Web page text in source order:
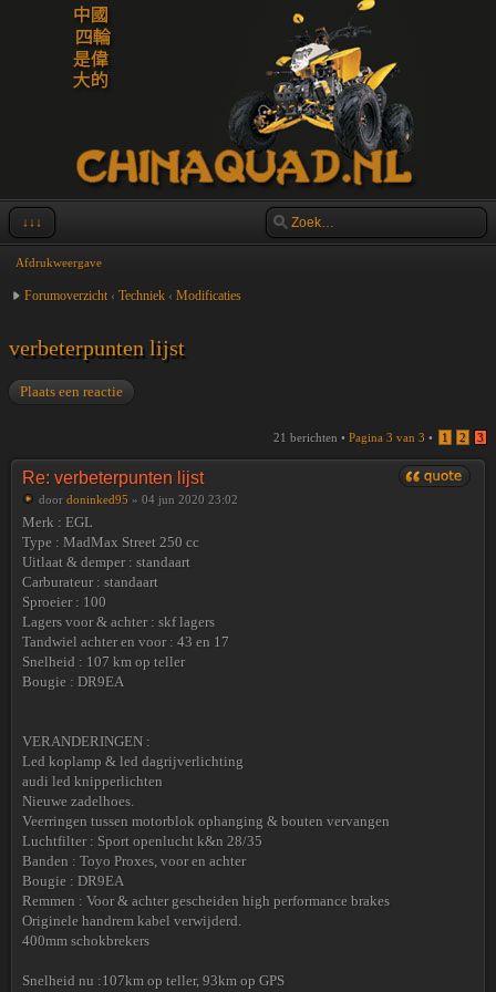
↓↓↓
Afdrukweergave
Forumoverzicht ‹ Techniek ‹ Modificaties
verbeterpunten lijst
Plaats een reactie
21 berichten • Pagina 3 van 3 • 1 2 3
Re: verbeterpunten lijst
door doninked95 » 04 jun 2020 23:02
Merk : EGL
Type : MadMax Street 250 cc
Uitlaat & demper : standaart
Carburateur : standaart
Sproeier : 100
Lagers voor & achter : skf lagers
Tandwiel achter en voor : 43 en 17
Snelheid : 107 km op teller
Bougie : DR9EA
VERANDERINGEN :
Led koplamp & led dagrijverlichting
audi led knipperlichten
Nieuwe zadelhoes.
Veerringen tussen motorblok ophanging & bouten vervangen
Luchtfilter : Sport openlucht k&n 28/35
Banden : Toyo Proxes, voor en achter
Bougie : DR9EA
Remmen : Voor & achter gescheiden high performance brakes
Originele handrem kabel verwijderd.
400mm schokbrekers
Snelheid nu :107km op teller, 93km op GPS